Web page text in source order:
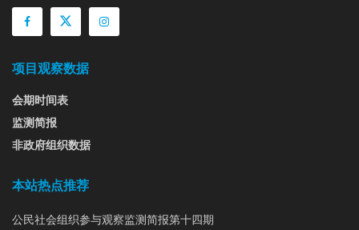
项目观察数据
会期时间表
监测简报
非政府组织数据
本站热点推荐
公民社会组织参与观察监测简报第十四期